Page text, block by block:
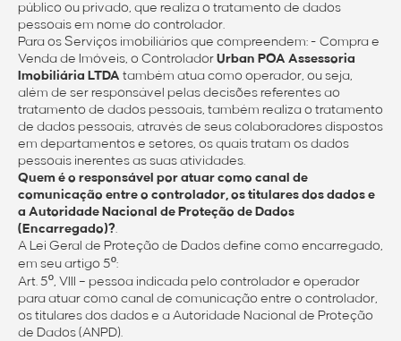
público ou privado, que realiza o tratamento de dados
pessoais em nome do controlador.
Para os Serviços imobiliários que compreendem: - Compra e
Venda de Imóveis, o ControladorUrban POA Assessoria
Imobiliária LTDA também atua como operador, ou seja,
além de ser responsável pelas decisões referentes ao
tratamento de dados pessoais, também realiza o tratamento
de dados pessoais, através de seus colaboradores dispostos
em departamentos e setores, os quais tratam os dados
pessoais inerentes as suas atividades.
Quem é o responsável por atuar como canal de
comunicação entre o controlador, os titulares dos dados e
a Autoridade Nacional de Proteção de Dados
(Encarregado)?.
A Lei Geral de Proteção de Dados define como encarregado,
em seu artigo 5º:
Art. 5º, VIII – pessoa indicada pelo controlador e operador
para atuar como canal de comunicação entre o controlador,
os titulares dos dados e a Autoridade Nacional de Proteção
de Dados (ANPD).